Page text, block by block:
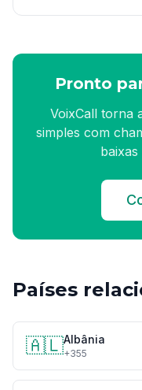
Pronto
VoixCall torna
simples com
baixas
Países
🇦🇱Albânia
+355